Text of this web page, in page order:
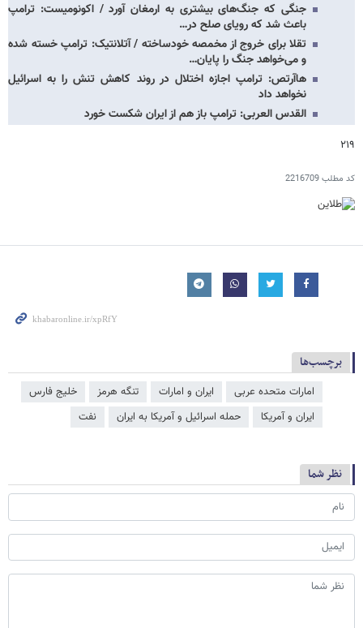
جنگی که جنگ‌های بیشتری به ارمغان آورد / اکونومیست: ترامپ
باعث شد که رویای صلح در…
تقلا برای خروج از مخمصه خودساخته / آتلانتیک: ترامپ خسته شده
و می‌خواهد جنگ را پایان…
هاآرتص: ترامپ اجازه اختلال در روند کاهش تنش را به اسرائیل
نخواهد داد
القدس العربی: ترامپ باز هم از ایران شکست خورد
۲۱۹
کد مطلب2216709
برچسب‌ها
امارات متحده عربی ایران و امارات تنگه هرمز
خلیج فارس
ایران و آمریکا
حمله اسرائیل و آمریکا به ایران نفت
نظر شما